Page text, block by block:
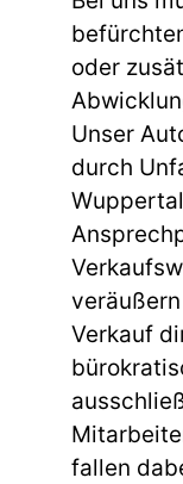
oder
Unser
durch
Verkauf
fallen